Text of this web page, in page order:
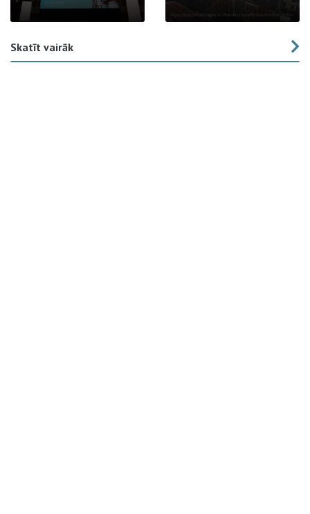
Skatīt vairāk